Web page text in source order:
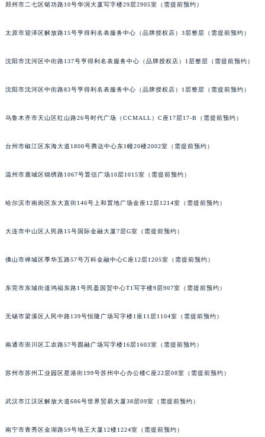
郑州市二七区铭功路10号华润大厦写字楼29层2905室（需提前预约）
太原市迎泽区解放路15号亨得利名表服务中心（品牌授权店）3层整层（需提前预约）
沈阳市沈河区中街路137号亨得利名表服务中心（品牌授权店）1层整层（需提前预约）
沈阳市沈河区中街路83号亨得利名表服务中心（品牌授权店）1层整层（需提前预约）
乌鲁木齐市天山区红山路26号时代广场（CCMALL）C座17层17-B（需提前预约）
台州市椒江区东海大道1800号腾达中心东1幢20楼2002室（需提前预约）
温州市鹿城区锦绣路1067号置信广场10层1015室（需提前预约）
哈尔滨市南岗区东大直街146号上和置地广场金座12层1214室（需提前预约）
大连市中山区人民路15号国际金融大厦7层G室（需提前预约）
佛山市禅城区季华五路57号万科金融中心C座12层1205室（需提前预约）
东莞市东城街道鸿福东路1号民盈国贸中心T1写字楼9层907室（需提前预约）
无锡市梁溪区人民中路139号恒隆广场写字楼1座11层1104室（需提前预约）
南通市崇川区工农路57号圆融广场写字楼16层1603室（需提前预约）
苏州市苏州工业园区星港街199号苏州中心办公楼C座22层08室（需提前预约）
武汉市江汉区解放大道686号世界贸易大厦38层09室（需提前预约）
南宁市青秀区金湖路59号地王大厦12楼1224室（需提前预约）